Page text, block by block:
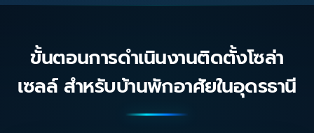
ขั้นตอนการดำเนินงานติดตั้งโซล่า
เซลล์ สำหรับบ้านพักอาศัยในอุดรธานี